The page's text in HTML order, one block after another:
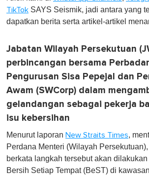
TikTok SAYS Seismik, jadi antara yang
dapatkan berita serta artikel-artikel
Jabatan Wilayah Persekutuan
perbincangan bersama
Pengurusan Sisa Pepejal dan
Awam (SWCorp) dalam
gelandangan sebagai pekerja
isu kebersihan
Menurut laporan New Straits Times,
Perdana Menteri (Wilayah
berkata langkah tersebut akan
Bersih Setiap Tempat (BeST) di